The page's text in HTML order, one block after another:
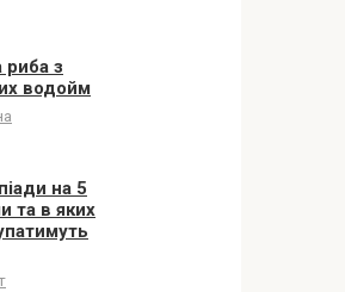
риба з
водойм
на 5
та в яких